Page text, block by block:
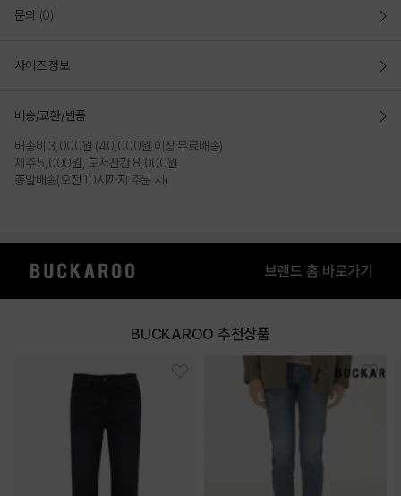
문의 (0)
사이즈 정보
배송/교환/반품
배송비 3,000원 (40,000원 이상 무료배송)
제주 5,000원, 도서산간 8,000원
총알배송(오전 10시까지 주문 시)
BUCKAROO 추천상품